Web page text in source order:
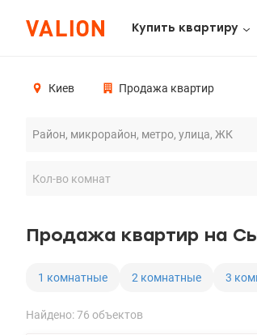
Купить квартиру
Киев Продажа квартир
Продажа квартир на
1 комнатные 2 комнатные 3
Найдено: 76 объектов